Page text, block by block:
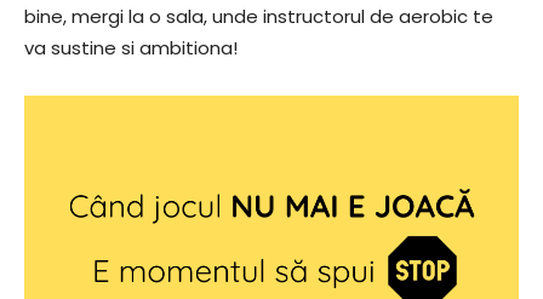
bine, mergi la o sala, unde instructorul de aerobic te
va sustine si ambitiona!